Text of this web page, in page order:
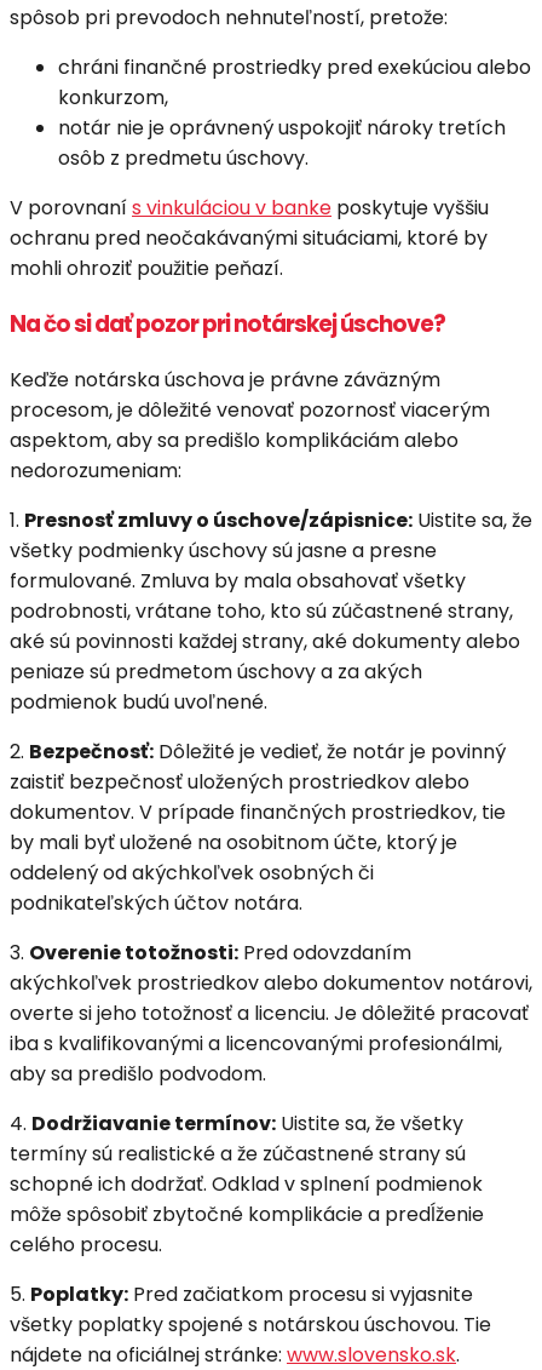
spôsob pri prevodoch nehnuteľností, pretože:
chráni finančné prostriedky pred exekúciou alebo
konkurzom,
notár nie je oprávnený uspokojiť nároky tretích
osôb z predmetu úschovy.
V porovnanís vinkuláciou v banke poskytuje vyššiu
ochranu pred neočakávanými situáciami, ktoré by
mohli ohroziť použitie peňazí.
Na čo si dať pozor pri notárskej úschove?
Keďže notárska úschova je právne záväzným
procesom, je dôležité venovať pozornosť viacerým
aspektom, aby sa predišlo komplikáciám alebo
nedorozumeniam:
1. Presnosť zmluvy o úschove/zápisnice: Uistite sa, že
všetky podmienky úschovy sú jasne a presne
formulované. Zmluva by mala obsahovať všetky
podrobnosti, vrátane toho, kto sú zúčastnené strany,
aké sú povinnosti každej strany, aké dokumenty alebo
peniaze sú predmetom úschovy a za akých
podmienok budú uvoľnené.
2. Bezpečnosť: Dôležité je vedieť, že notár je povinný
zaistiť bezpečnosť uložených prostriedkov alebo
dokumentov. V prípade finančných prostriedkov, tie
by mali byť uložené na osobitnom účte, ktorý je
oddelený od akýchkoľvek osobných či
podnikateľských účtov notára.
3. Overenie totožnosti: Pred odovzdaním
akýchkoľvek prostriedkov alebo dokumentov notárovi,
overte si jeho totožnosť a licenciu. Je dôležité pracovať
iba s kvalifikovanými a licencovanými profesionálmi,
aby sa predišlo podvodom.
4. Dodržiavanie termínov: Uistite sa, že všetky
termíny sú realistické a že zúčastnené strany sú
schopné ich dodržať. Odklad v splnení podmienok
môže spôsobiť zbytočné komplikácie a predĺženie
celého procesu.
5. Poplatky: Pred začiatkom procesu si vyjasnite
všetky poplatky spojené s notárskou úschovou. Tie
nájdete na oficiálnej stránke: www.slovensko.sk.